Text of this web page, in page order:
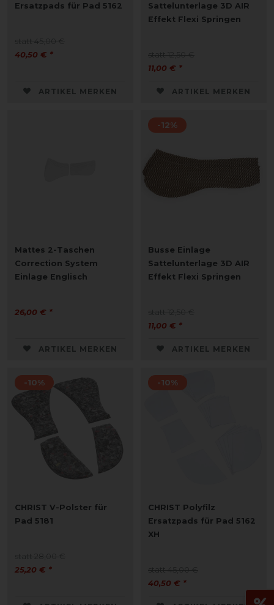
Ersatzpads für Pad 5162
40,50 € *
ARTIKEL MERKEN
Sattelunterlage 3D AIR
Effekt Flexi Springen
11,00 € *
ARTIKEL MERKEN
Mattes 2-Taschen
Correction System
Einlage Englisch
26,00 € *
ARTIKEL MERKEN
-12%
Busse Einlage
Sattelunterlage 3D AIR
Effekt Flexi Springen
11,00 € *
ARTIKEL MERKEN
-10%
CHRIST V-Polster für
Pad 5181
25,20 € *
-10%
CHRIST Polyfilz
Ersatzpads für Pad 5162
XH
40,50 € *